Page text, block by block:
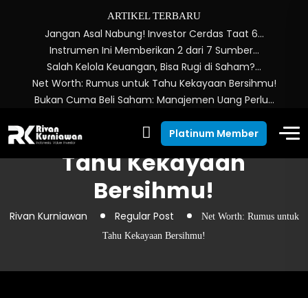
ARTIKEL TERBARU
Jangan Asal Nabung! Investor Cerdas Taat 6…
Instrumen Ini Memberikan 2 dari 7 Sumber…
Salah Kelola Keuangan, Bisa Rugi di Saham?…
Net Worth: Rumus untuk Tahu Kekayaan Bersihmu!
Bukan Cuma Beli Saham: Manajemen Uang Perlu…
Platinum Member
Net Worth: Rumus untuk
Tahu Kekayaan
Bersihmu!
Rivan Kurniawan Regular Post
Net Worth: Rumus untuk
Tahu Kekayaan Bersihmu!